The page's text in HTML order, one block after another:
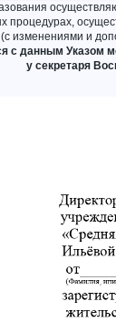
изменениями и
с данным Указом
у секретаря